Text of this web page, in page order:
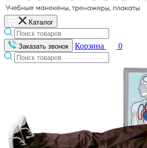
Каталог
Заказать звонок Корзина 0